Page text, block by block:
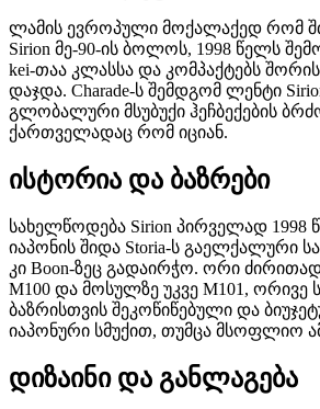
ლამის ევროპული მოქალაქედ რომ
Sirion მე-90-ის ბოლოს, 1998 წელს
kei-თაა კლასსა და კომპაქტებს
დაჯდა. Charade-ს შემდგომ ლენტი
გლობალური მსუბუქი ჰეჩბექების
ქართველადაც რომ იციან.
ისტორია და ბაზრები
სახელწოდება Sirion პირველად 1998
იაპონის შიდა Storia-ს გაელქალური
კი Boon-ზეც გადაირჭო. ორი
M100 და მოსულზე უკვე M101, ორივე
ბაზრისთვის შეკოწიწებული და
იაპონური სმუქით, თუმცა მსოფლიო
დიზაინი და განლაგება